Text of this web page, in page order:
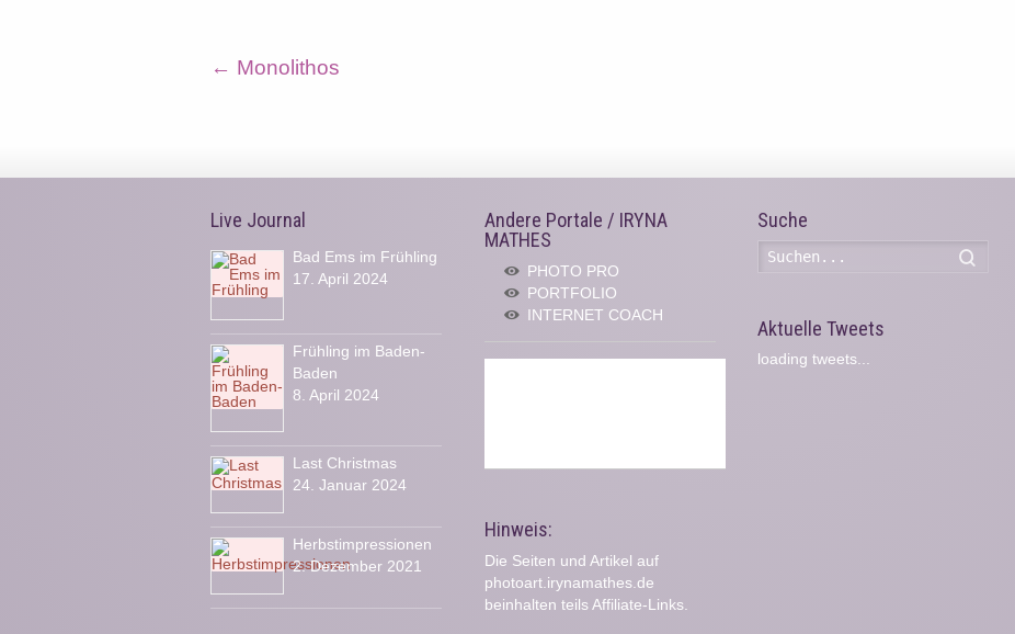
← Monolithos
Live Journal
Bad Ems im Frühling
17. April 2024
Frühling im Baden-
Baden
8. April 2024
Last Christmas
24. Januar 2024
Herbstimpressionen
2. Dezember 2021
Andere Portale / IRYNA
MATHES
PHOTO PRO
PORTFOLIO
INTERNET COACH
Hinweis:
Die Seiten und Artikel auf
photoart.irynamathes.de
beinhalten teils Affiliate-Links.
Suche
Aktuelle Tweets
loading tweets...